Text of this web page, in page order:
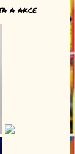
a akce